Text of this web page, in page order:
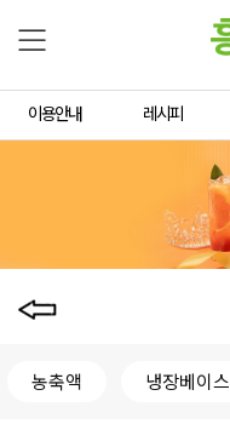
이용안내 레시피
농축액 냉장베이스